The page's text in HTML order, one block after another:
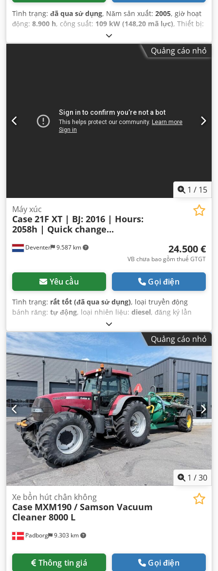
Tình trạng: đã qua sử dụng, Năm sản xuất: 2005, giờ hoạt
động: 8.900 h, công suất: 109 kW (148,20 mã lực), Thiết bị:
ABS, cabin, dẫn động bốn bánh, điều hòa không khí
Quảng cáo nhỏ
1 / 15
Deventer 9.587 km
Máy xúc
Case 21F XT | BJ: 2016 | Hours:
2058h | Quick change...
24.500 €
VB chưa bao gồm thuế GTGT
Yêu cầu Gọi điện
Tình trạng: rất tốt (đã qua sử dụng), loại truyền động
bánh răng: tự động, loại nhiên liệu: diesel, đăng ký lần
, Năm sản xuất:2016
Thiết bị:cabin,
Quảng cáo nhỏ
1 /30
Padborg 9.303 km
Xe bồn hút chân không
Case MXM190 / Samson Vacuum
Cleaner 8000 L
Thông tin giá Gọi điện